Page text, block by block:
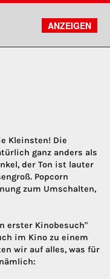
FILMSUCHE
KONTO
Kleinsten! Die
ganz anders als
der Ton ist lauter
Popcorn
zum Umschalten,
erster Kinobesuch"
im Kino zu einem
wir auf alles, was für
ANZEIGEN